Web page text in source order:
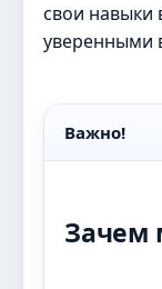
свои навыки
уверенными
Важно!
Зачем